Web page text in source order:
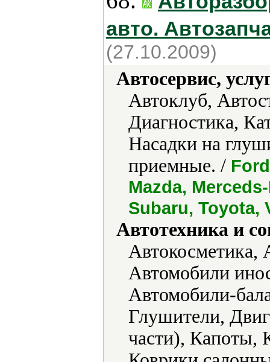
авто.
(27.10.2009)
Автосервис,
Автоклуб,
Диагностика,
Насадки на
приемные. /
Mazda,
Subaru, Toyota,
Автотехника и
Автокосметика,
Автомобили
Автомобили-
Глушители,
части), Капоты,